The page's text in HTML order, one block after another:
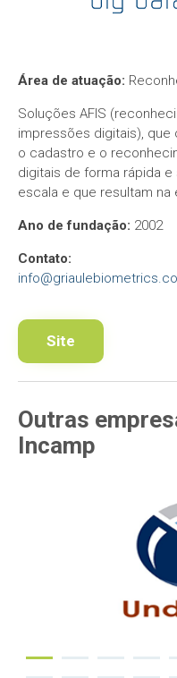
Área de atuação:
Soluções AFIS
impressões digitais),
o cadastro e o
digitais de forma rápida
escala e que resultam na
Ano de fundação: 2002
Contato:
Site
Outras
Incamp